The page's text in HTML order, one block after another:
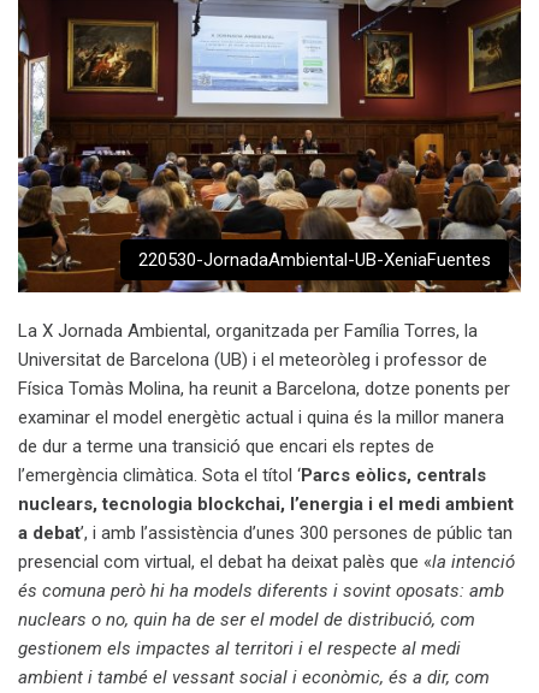
220530-JornadaAmbiental-UB-XeniaFuentes
La X Jornada Ambiental, organitzada per Família Torres, la
Universitat de Barcelona (UB) i el meteoròleg i professor de
Física Tomàs Molina, ha reunit a Barcelona, dotze ponents per
examinar el model energètic actual i quina és la millor manera
de dur a terme una transició que encari els reptes de
l’emergència climàtica. Sota el títol ‘Parcs eòlics, centrals
nuclears, tecnologia blockchai, l’energia i el medi ambient
a debat’, i amb l’assistència d’unes 300 persones de públic tan
presencial com virtual, el debat ha deixat palès que «la intenció
és comuna però hi ha models diferents i sovint oposats: amb
nuclears o no, quin ha de ser el model de distribució, com
gestionem els impactes al territori i el respecte al medi
ambient i també el vessant social i econòmic, és a dir, com